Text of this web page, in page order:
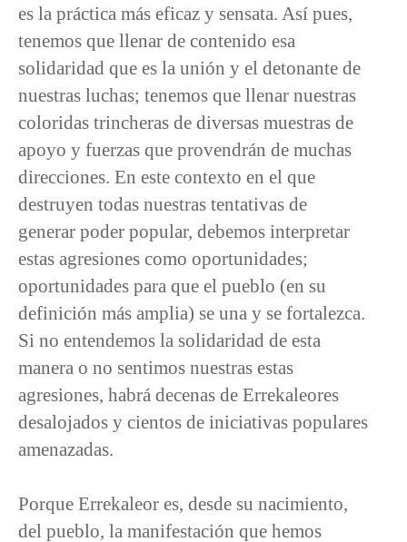
es la práctica más eficaz y sensata. Así pues,
tenemos que llenar de contenido esa
solidaridad que es la unión y el detonante de
nuestras luchas; tenemos que llenar nuestras
coloridas trincheras de diversas muestras de
apoyo y fuerzas que provendrán de muchas
direcciones. En este contexto en el que
destruyen todas nuestras tentativas de
generar poder popular, debemos interpretar
estas agresiones como oportunidades;
oportunidades para que el pueblo (en su
definición más amplia) se una y se fortalezca.
Si no entendemos la solidaridad de esta
manera o no sentimos nuestras estas
agresiones, habrá decenas de Errekaleores
desalojados y cientos de iniciativas populares
amenazadas.
Porque Errekaleor es, desde su nacimiento,
del pueblo, la manifestación que hemos